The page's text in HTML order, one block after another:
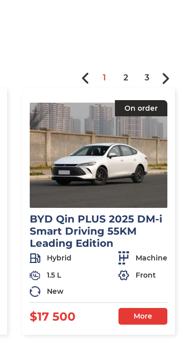
On order
BYD Qin PLUS 2025 DM-i
Smart Driving 55KM
Leading Edition
Hybrid
Machine
1.5 L
Front
New
$17 500 More
1 2 3